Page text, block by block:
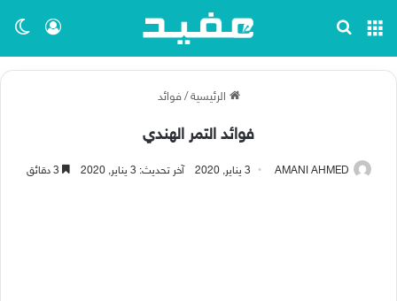
تسجيل القائمة
الرئيسية / فوائد
فوائد التمر الهندي
AMANI AHMED 3 يناير, 2020 آخر تحديث: 3 يناير, 2020